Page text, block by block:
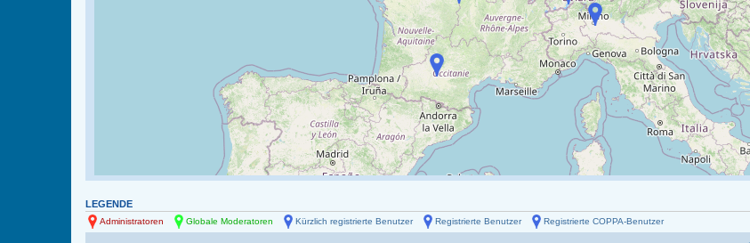
LEGENDE
Administratoren Globale Moderatoren Kürzlich registrierte Benutzer Registrierte Benutzer Registrierte COPPA-Benutzer